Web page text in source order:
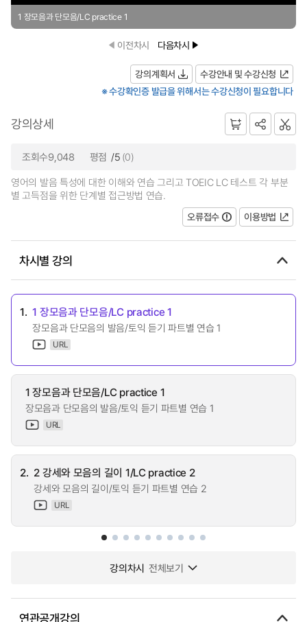
1 장모음과 단모음/LC practice 1
이전차시 다음차시
강의계획서
수강안내 및 수강신청
※ 수강확인증 발급을 위해서는 수강신청이 필요합니다
강의상세
조회수9,048 평점 /5 (0)
영어의 발음 특성에 대한 이해와 연습 그리고 TOEIC LC 테스트 각 부분
별 고득점을 위한 단계별 접근방법 연습.
오류접수
이용방법
차시별 강의
1. 1 장모음과 단모음/LC practice 1
장모음과 단모음의 발음/토익 듣기 파트별 연습 1
URL
1 장모음과 단모음/LC practice 1
장모음과 단모음의 발음/토익 듣기 파트별 연습 1
URL
2. 2 강세와 모음의 길이 1/LC practice 2
강세와 모음의 길이/토익 듣기 파트별 연습 2
URL
강의차시 전체보기
연관공개강의